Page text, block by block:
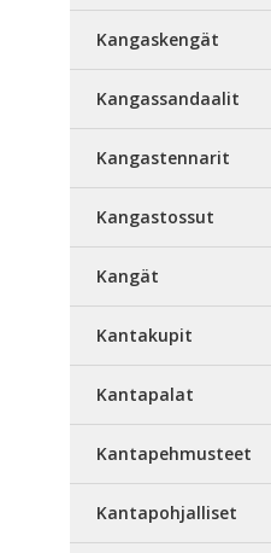
Kangaskengät
Kangassandaalit
Kangastennarit
Kangastossut
Kangät
Kantakupit
Kantapalat
Kantapehmusteet
Kantapohjalliset